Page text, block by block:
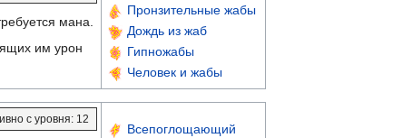
Пронзительные жабы
Дождь из жаб
Гипножабы
Человек и жабы
мана.
им урон
с уровня: 12
Всепоглощающий